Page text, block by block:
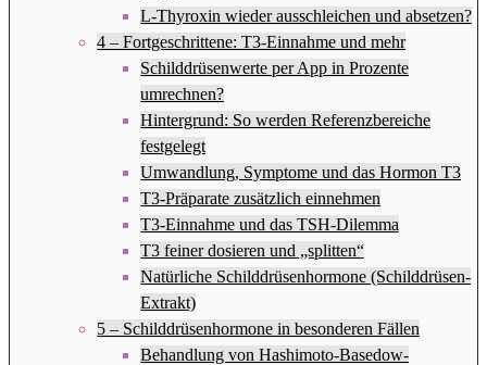
L-Thyroxin wieder ausschleichen und absetzen?
4 – Fortgeschrittene: T3-Einnahme und mehr
Schilddrüsenwerte per App in Prozente
umrechnen?
Hintergrund: So werden Referenzbereiche
festgelegt
Umwandlung, Symptome und das Hormon T3
T3-Präparate zusätzlich einnehmen
T3-Einnahme und das TSH-Dilemma
T3 feiner dosieren und „splitten“
Natürliche Schilddrüsenhormone (Schilddrüsen-
Extrakt)
5 – Schilddrüsenhormone in besonderen Fällen
Behandlung von Hashimoto-Basedow-